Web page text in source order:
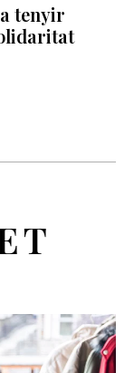
tenyir